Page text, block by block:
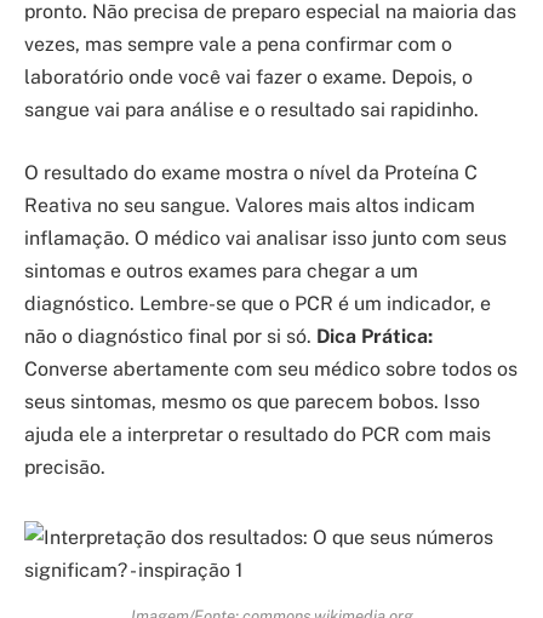
pronto. Não precisa de preparo especial na maioria das
vezes, mas sempre vale a pena confirmar com o
laboratório onde você vai fazer o exame. Depois, o
sangue vai para análise e o resultado sai rapidinho.
O resultado do exame mostra o nível da Proteína C
Reativa no seu sangue. Valores mais altos indicam
inflamação. O médico vai analisar isso junto com seus
sintomas e outros exames para chegar a um
diagnóstico. Lembre-se que o PCR é um indicador, e
não o diagnóstico final por si só. Dica Prática:
Converse abertamente com seu médico sobre todos os
seus sintomas, mesmo os que parecem bobos. Isso
ajuda ele a interpretar o resultado do PCR com mais
precisão.